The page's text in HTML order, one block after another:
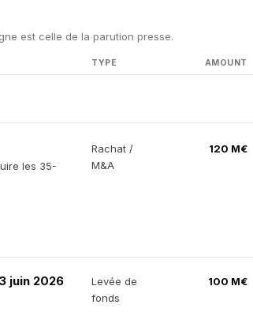
est celle de la parution presse.
TYPE AMOUNT
les 35-
Rachat /
M&A
120 M€
juin 2026
Levée de
fonds
100 M€